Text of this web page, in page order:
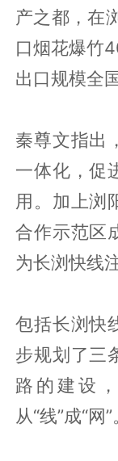
产之都，在
口烟花爆竹
出口规模全
秦尊文指出
一体化，促
用。加上浏
合作示范区
为长浏快线
包括长浏快
步规划了三
路的建设
从“线”成“网”